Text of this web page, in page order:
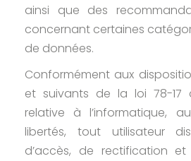
ainsi que des
concernant certaines
de données.
Conformément aux
et suivants de la loi 78-17
relative à l’informatique,
libertés, tout utilisateur
d’accès, de rectification et